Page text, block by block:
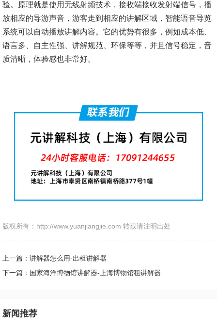
验。原理就是使用无线射频技术，接收端接收发射端信号，播
放相应的导游声音，游客走到相应的讲解区域，智能语音导览
系统可以自动播放讲解内容。它的优势有很多，例如成本低、
语言多、自主性强、讲解规范、环保等等，并且信号稳定，音
质清晰，体验感也非常好。
版权所有：http://www.yuanjiangjie.com 转载请注明出处
上一篇：讲解器怎么用-出租讲解器
下一篇：国家海洋博物馆讲解器-上海博物馆租讲解器
新闻推荐